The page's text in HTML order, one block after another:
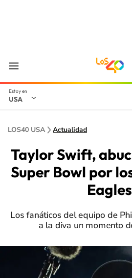
USA
LOS40 USA Actualidad
Taylor Swift,
Super Bowl por
Eagles
Los fanáticos del equipo de
a la diva un momento